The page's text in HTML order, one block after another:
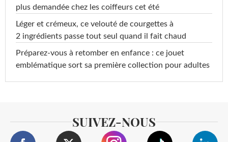
plus demandée chez les coiffeurs cet été
Léger et crémeux, ce velouté de courgettes à
2 ingrédients passe tout seul quand il fait chaud
Préparez-vous à retomber en enfance : ce jouet
emblématique sort sa première collection pour adultes
SUIVEZ-NOUS